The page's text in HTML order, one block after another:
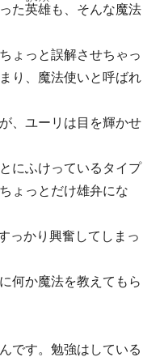
た英雄も、そんな魔法
ょっと誤解させちゃっ
り、魔法使いと呼ばれ
、ユーリは目を輝かせ
にふけっているタイプ
ょっとだけ雄弁にな
っかり興奮してしまっ
何か魔法を教えてもら
です。勉強はしている